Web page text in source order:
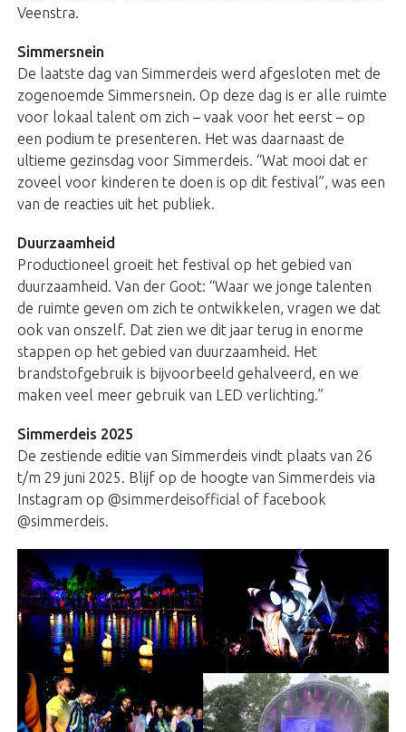
Veenstra.
Simmersnein
De laatste dag van Simmerdeis werd afgesloten met de
zogenoemde Simmersnein. Op deze dag is er alle ruimte
voor lokaal talent om zich – vaak voor het eerst – op
een podium te presenteren. Het was daarnaast de
ultieme gezinsdag voor Simmerdeis. “Wat mooi dat er
zoveel voor kinderen te doen is op dit festival”, was een
van de reacties uit het publiek.
Duurzaamheid
Productioneel groeit het festival op het gebied van
duurzaamheid. Van der Goot: “Waar we jonge talenten
de ruimte geven om zich te ontwikkelen, vragen we dat
ook van onszelf. Dat zien we dit jaar terug in enorme
stappen op het gebied van duurzaamheid. Het
brandstofgebruik is bijvoorbeeld gehalveerd, en we
maken veel meer gebruik van LED verlichting.”
Simmerdeis 2025
De zestiende editie van Simmerdeis vindt plaats van 26
t/m 29 juni 2025. Blijf op de hoogte van Simmerdeis via
Instagram op @simmerdeisofficial of facebook
@simmerdeis.